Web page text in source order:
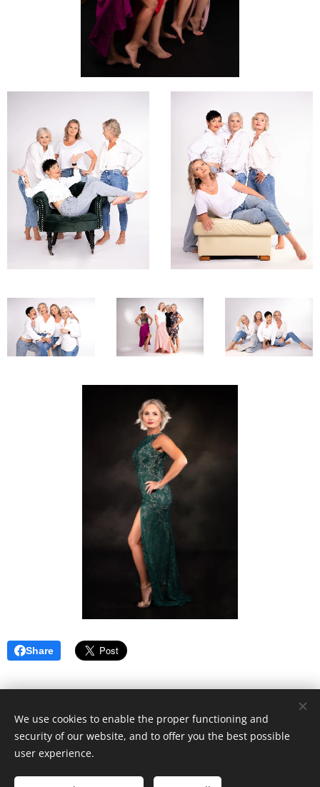
Share
All rights @FOTO Petr
Languages
We use cookies to enable the proper functioning and
security of our website, and to offer you the best possible
user experience.